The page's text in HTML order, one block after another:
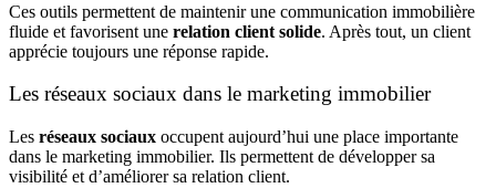
Ces outils permettent de maintenir une communication immobilière
fluide et favorisent une relation client solide. Après tout, un client
apprécie toujours une réponse rapide.
Les réseaux sociaux dans le marketing immobilier
Les réseaux sociaux occupent aujourd’hui une place importante
dans le marketing immobilier. Ils permettent de développer sa
visibilité et d’améliorer sa relation client.